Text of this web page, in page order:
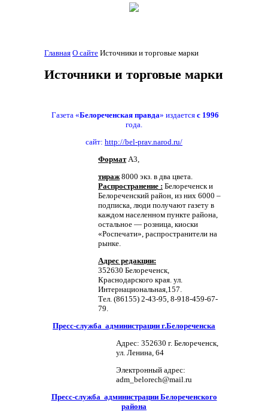
Главная О сайте Источники и торговые марки
Источники и торговые марки
Газета «Белореченская правда» издается с 1996
года.
сайт: http://bel-prav.narod.ru/
ФорматА3,
тираж8000 экз. в два цвета.
Распространение : Белореченск и
Белореченский район, из них 6000 –
подписка, люди получают газету в
каждом населенном пункте района,
остальное — розница, киоски
«Роспечати», распространители на
рынке.
Адрес редакции:
352630 Белореченск,
Краснодарского края. ул.
Интернациональная,157.
Тел. (86155) 2-43-95, 8-918-459-67-
79.
Пресс-служба администрации г.Белореченска
Адрес: 352630 г. Белореченск,
ул. Ленина, 64
Электронный адрес:
adm_belorech@mail.ru
Пресс-служба администрации Белореченского
района